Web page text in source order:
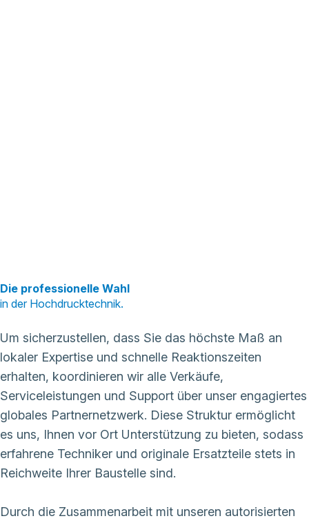
Die professionelle Wahl
in der Hochdrucktechnik.
Um sicherzustellen, dass Sie das höchste Maß an
lokaler Expertise und schnelle Reaktionszeiten
erhalten, koordinieren wir alle Verkäufe,
Serviceleistungen und Support über unser engagiertes
globales Partnernetzwerk. Diese Struktur ermöglicht
es uns, Ihnen vor Ort Unterstützung zu bieten, sodass
erfahrene Techniker und originale Ersatzteile stets in
Reichweite Ihrer Baustelle sind.
Durch die Zusammenarbeit mit unseren autorisierten